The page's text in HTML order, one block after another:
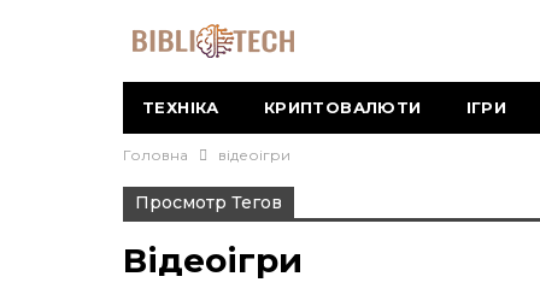
ТЕХНІКА КРИПТОВАЛЮТИ ІГРИ
Головна відеоігри
Просмотр Тегов
Відеоігри